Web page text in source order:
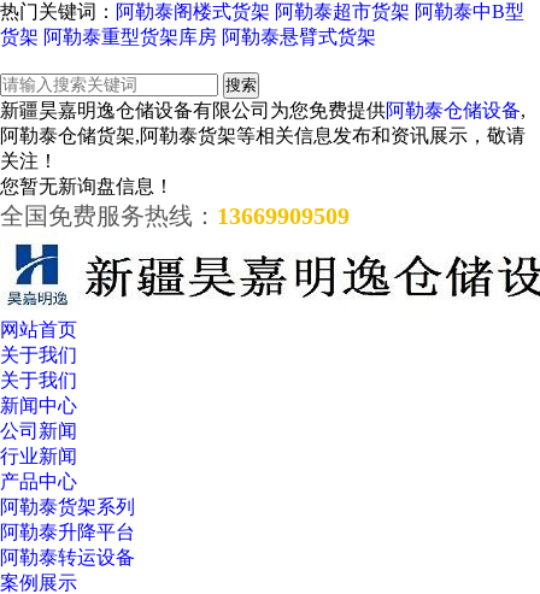
热门关键词： 阿勒泰阁楼式货架 阿勒泰超市货架 阿勒泰中B型
货架 阿勒泰重型货架库房 阿勒泰悬臂式货架
新疆昊嘉明逸仓储设备有限公司为您免费提供阿勒泰仓储设备,
阿勒泰仓储货架,阿勒泰货架等相关信息发布和资讯展示，敬请
关注！
您暂无新询盘信息！
全国免费服务热线： 13669909509
网站首页
关于我们
关于我们
新闻中心
公司新闻
行业新闻
产品中心
阿勒泰货架系列
阿勒泰升降平台
阿勒泰转运设备
案例展示